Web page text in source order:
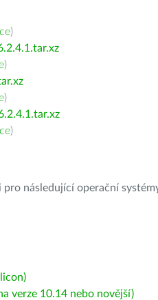
)
)
)
)
pro následující operační
verze 10.14 nebo novější)